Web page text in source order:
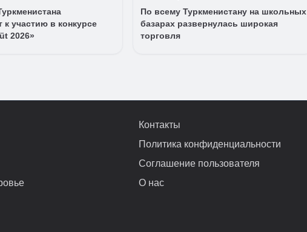
к участию в конкурсе
2026»
По всему Туркменистану на школьных
базарах развернулась широкая
торговля
Контакты
Политика конфиденциальности
Соглашение пользователя
О нас